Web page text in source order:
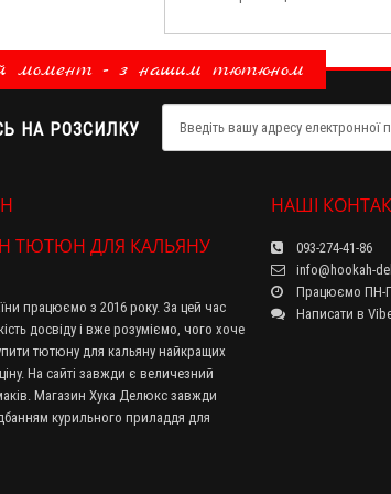
момент - з нашим тютюном
НА РОЗСИЛКУ
ТЮТЮН ДЛЯ КАЛЬЯНУ
працюємо з 2016 року. За цей час
досвіду і вже розуміємо, чого хоче
тютюну для кальяну найкращих
На сайті завжди є величезний
Магазин Хука Делюкс завжди
курильного приладдя для
НАШІ
093-274-41-86
info@hookah-
Працюємо ПН-
Написати в